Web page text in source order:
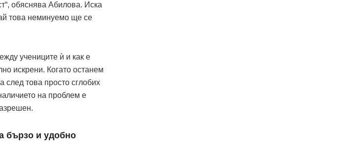
обяснява Абилова. Иска
това неминуемо ще се
учениците ѝ и как е
искрени. Когато останем
след това просто сглобих
на проблем е
бързо и удобно